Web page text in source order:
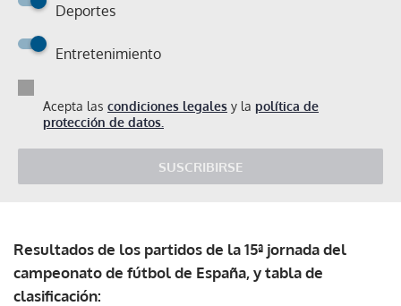
Deportes
Entretenimiento
Acepta las condiciones legales y la política de
protección de datos.
SUSCRIBIRSE
Resultados de los partidos de la 15ª jornada del
campeonato de fútbol de España, y tabla de
clasificación: